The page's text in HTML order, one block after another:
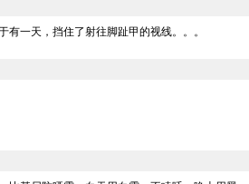
一天，挡住了射往脚趾甲的视线。。。